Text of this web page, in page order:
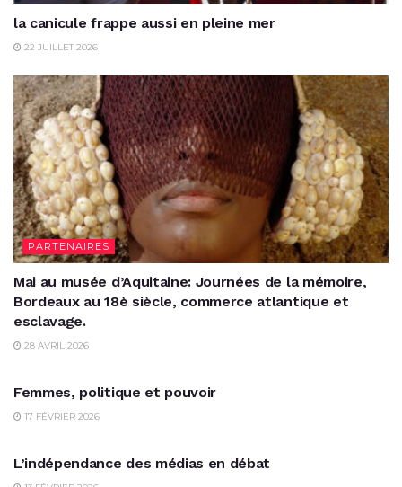
la canicule frappe aussi en pleine mer
22 JUILLET 2026
PARTENAIRES
Mai au musée d’Aquitaine: Journées de la mémoire,
Bordeaux au 18è siècle, commerce atlantique et
esclavage.
28 AVRIL 2026
Femmes, politique et pouvoir
17 FÉVRIER 2026
L’indépendance des médias en débat